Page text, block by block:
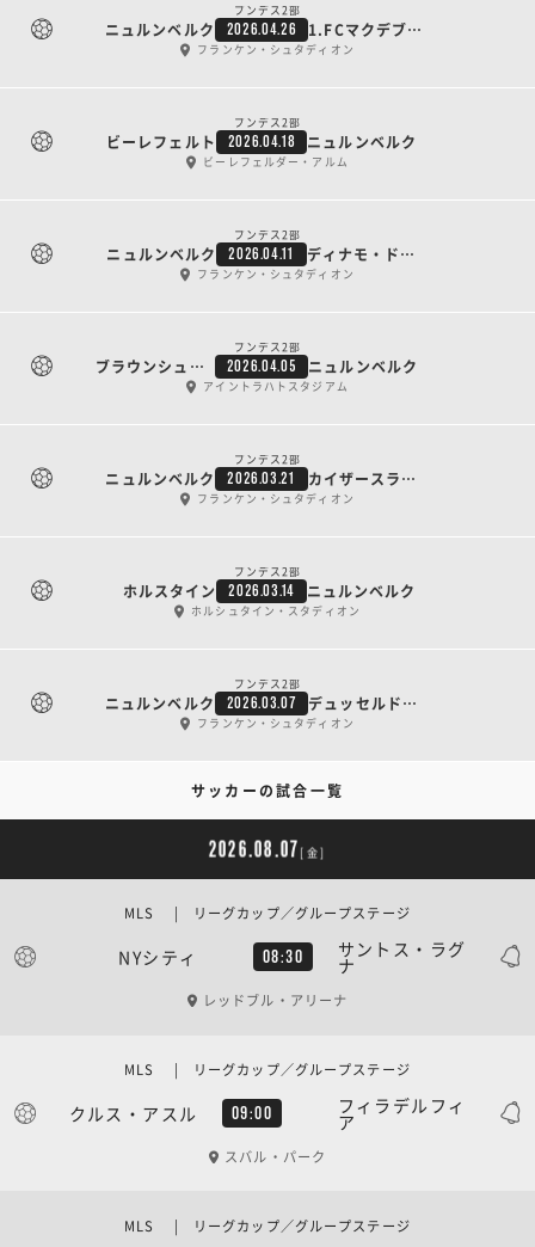
ブンデス2部
ニュルンベルク 2026.04.26 1.FCマクデブルク
フランケン・シュタディオン
ブンデス2部
ビーレフェルト 2026.04.18 ニュルンベルク
ビーレフェルダー・アルム
ブンデス2部
ニュルンベルク 2026.04.11 ディナモ・ドレスデン
フランケン・シュタディオン
ブンデス2部
ブラウンシュヴァイク 2026.04.05 ニュルンベルク
アイントラハトスタジアム
ブンデス2部
ニュルンベルク 2026.03.21 カイザースラウテルン
フランケン・シュタディオン
ブンデス2部
ホルスタイン 2026.03.14 ニュルンベルク
ホルシュタイン・スタディオン
ブンデス2部
ニュルンベルク 2026.03.07 デュッセルドルフ
フランケン・シュタディオン
サッカーの試合一覧
2026.08.07 [金]
NYシティ 08:30 サントス・ラグ
ナ
MLS | リーグカップ／グループステージ
レッドブル・アリーナ
クルス・アスル 09:00 フィラデルフィ
ア
MLS | リーグカップ／グループステージ
スバル・パーク
MLS | リーグカップ／グループステージ